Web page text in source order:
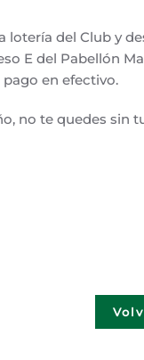
lotería del Club y
E del Pabellón
en efectivo.
no te quedes sin